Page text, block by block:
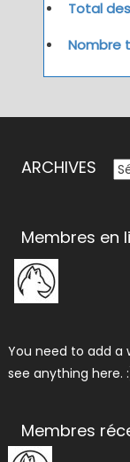
Total
Nombre
ARCHIVES
Membres en
You need to add a
see anything here.
Membres